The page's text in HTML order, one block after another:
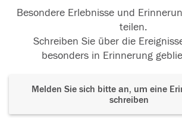
Besondere Erlebnisse und
teilen.
Schreiben Sie über die
besonders in Erinnerung
Melden Sie sich bitte an, um eine
schreiben